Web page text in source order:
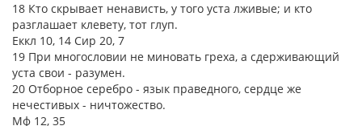
18 Кто скрывает ненависть, у того уста лживые; и кто
разглашает клевету, тот глуп.
Еккл 10, 14 Сир 20, 7
19 При многословии не миновать греха, а сдерживающий
уста свои - разумен.
20 Отборное серебро - язык праведного, сердце же
нечестивых - ничтожество.
Мф 12, 35